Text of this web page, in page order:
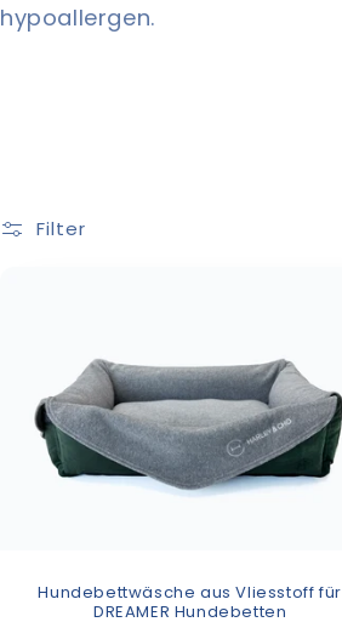
hypoallergen.
Filter
Hundebettwäsche aus Vliesstoff für
DREAMER Hundebetten